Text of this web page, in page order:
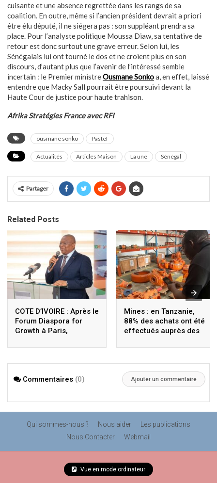
cuisante et une absence regrettée dans les rangs de sa
coalition. En outre, même si l’ancien président devrait a priori
être élu député, il ne siégera pas : son suppléant prendra sa
place. Pour l’analyste politique Moussa Diaw, sa tentative de
retour est donc surtout une grave erreur. Selon lui, les
Sénégalais lui ont tourné le dos et ne croient plus en son
discours, d’autant plus que l’avenir de l’intéressé semble
incertain : le Premier ministreOusmane Sonkoa, en effet, laissé
entendre que Macky Sall pourrait être poursuivi devant la
Haute Cour de justice pour haute trahison.
Afrika Stratégies France avec RFI
ousmane sonko Pastef
Actualités Articles Maison La une Sénégal
Partager
Related Posts
COTE D’IVOIRE : Après le
Forum Diaspora for
Growth à Paris,
Sigmicom à Abidjan
Mines : en Tanzanie,
88% des achats ont été
effectués auprès des
Commentaires (0) Ajouter un commentaire
Qui sommes-nous ? Nous aider
Les publications
Nous Contacter
Webmail
Vue en mode ordinateur